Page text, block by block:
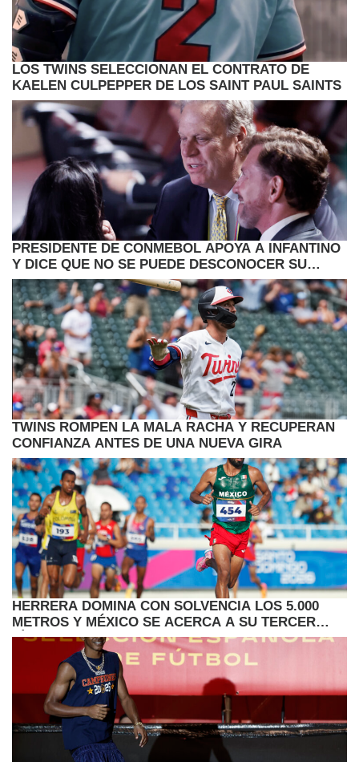
LOS TWINS SELECCIONAN EL CONTRATO DE
KAELEN CULPEPPER DE LOS SAINT PAUL SAINTS
PRESIDENTE DE CONMEBOL APOYA A INFANTINO
Y DICE QUE NO SE PUEDE DESCONOCER SU
TRABAJO
TWINS ROMPEN LA MALA RACHA Y RECUPERAN
CONFIANZA ANTES DE UNA NUEVA GIRA
HERRERA DOMINA CON SOLVENCIA LOS 5.000
METROS Y MÉXICO SE ACERCA A SU TERCER
TÍTULO